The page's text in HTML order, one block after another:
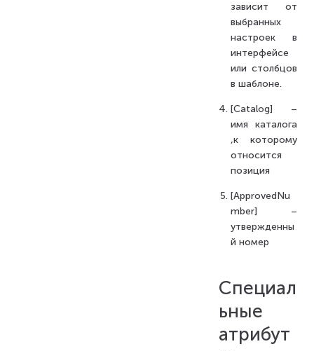
зависит от
выбранных
настроек в
интерфейсе
или столбцов
в шаблоне.
[Catalog] –
имя каталога
,к которому
относится
позиция
[ApprovedNu
mber] –
утвержденны
й номер
Специал
ьные
атрибут